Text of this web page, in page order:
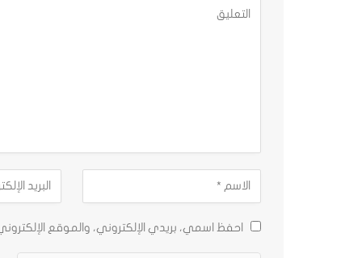
احفظ اسمي، بريدي الإلكتروني، والموقع